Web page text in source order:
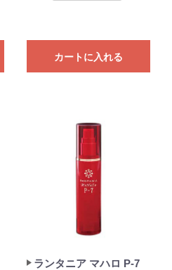
カートに入れる
ランタニア マハロ P-7